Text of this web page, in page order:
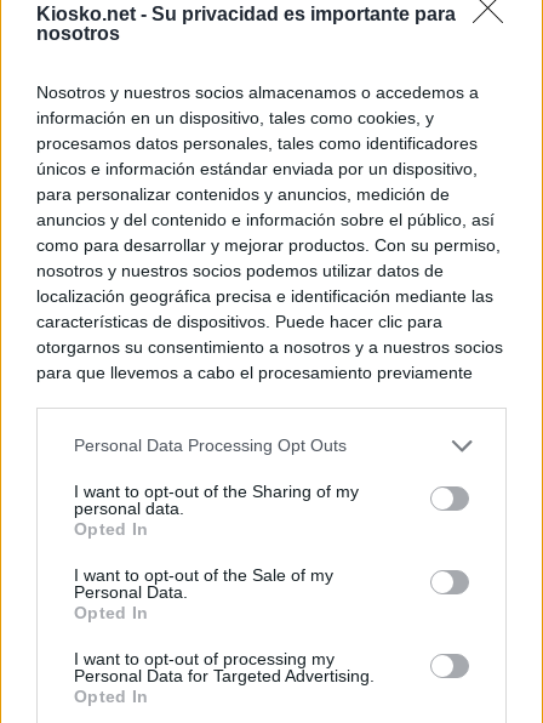
Kiosko.net - Su privacidad es importante para
nosotros
Nosotros y nuestros socios almacenamos o accedemos a
información en un dispositivo, tales como cookies, y
procesamos datos personales, tales como identificadores
únicos e información estándar enviada por un dispositivo,
para personalizar contenidos y anuncios, medición de
anuncios y del contenido e información sobre el público, así
como para desarrollar y mejorar productos. Con su permiso,
nosotros y nuestros socios podemos utilizar datos de
localización geográfica precisa e identificación mediante las
características de dispositivos. Puede hacer clic para
otorgarnos su consentimiento a nosotros y a nuestros socios
para que llevemos a cabo el procesamiento previamente
negar su consentimiento. Tenga en cuenta que algún
de su consentimiento, pero usted tiene el derecho de
rechazar tal procesamiento. Sus preferencias se aplicarán
cualquier momento entrando de nuevo en este sitio web o
visitando nuestra política de privacidad.
Personal Data Processing Opt Outs
I want to opt-out of the Sharing of my
personal data.
Opted In
I want to opt-out of the Sale of my
Personal Data.
Opted In
I want to opt-out of processing my
Personal Data for Targeted Advertising.
Opted In